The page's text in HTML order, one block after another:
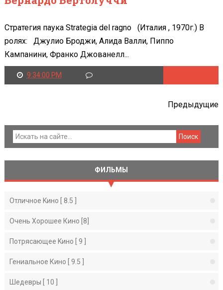
Стратегия паука Strategia del ragno (Италия , 1970г.) В
ролях: Джулио Броджи, Алида Валли, Пиппо
Кампанини, Франко Джованелл...
9:34:00 PM
Предыдущие
ФИЛЬМЫ
Отличное Kино [ 8.5 ]
Очень Хорошее Кино [8]
Потрясающее Kино [ 9 ]
Гениальное Кино [ 9.5 ]
Шедевры [ 10 ]